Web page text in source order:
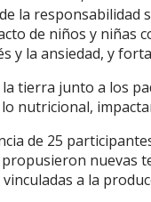
la responsabilidad
de niños y niñas
y la ansiedad, y
tierra junto a los
nutricional,
de 25
nuevas
a la